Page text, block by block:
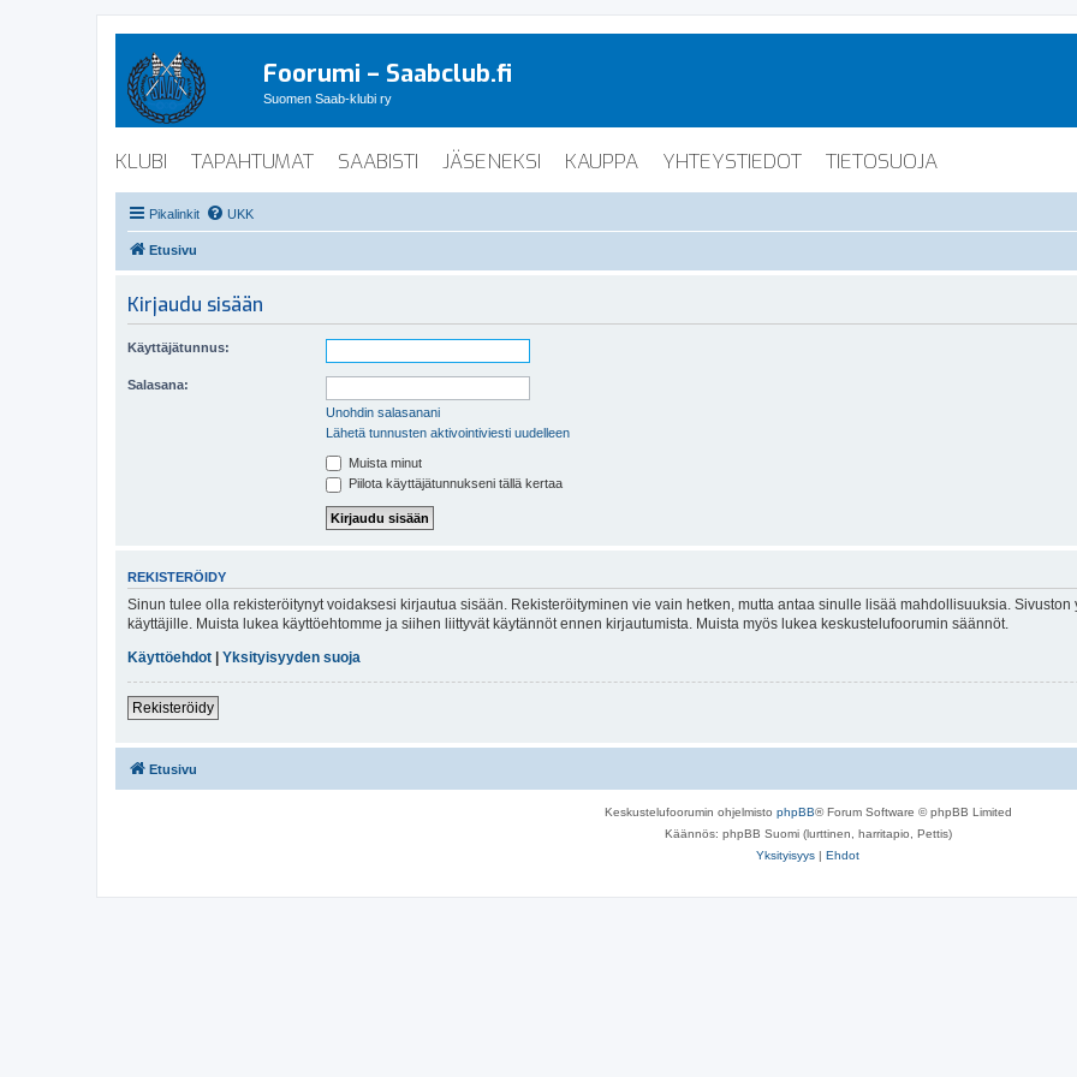
Foorumi – Saabclub.fi
Suomen Saab-klubi ry
KLUBI TAPAHTUMAT SAABISTI JÄSENEKSI KAUPPA YHTEYSTIEDOT TIETOSUOJA
Pikalinkit UKK
Etusivu
Kirjaudu sisään
Käyttäjätunnus:
Salasana:
Unohdin salasanani
Lähetä tunnusten aktivointiviesti uudelleen
Muista minut
Piilota käyttäjätunnukseni tällä kertaa
REKISTERÖIDY
Sinun tulee olla rekisteröitynyt voidaksesi kirjautua sisään. Rekisteröityminen vie vain hetken, mutta antaa sinulle lisää mahdollisuuksia.
käyttäjille. Muista lukea käyttöehtomme ja siihen liittyvät käytännöt ennen kirjautumista. Muista myös lukea keskustelufoorumin säännöt.
Käyttöehdot
Yksityisyyden suoja
Rekisteröidy
Etusivu
Keskustelufoorumin ohjelmisto phpBB® Forum Software © phpBB Limited
Käännös: phpBB Suomi (lurttinen, harritapio, Pettis)
Yksityisyys | Ehdot